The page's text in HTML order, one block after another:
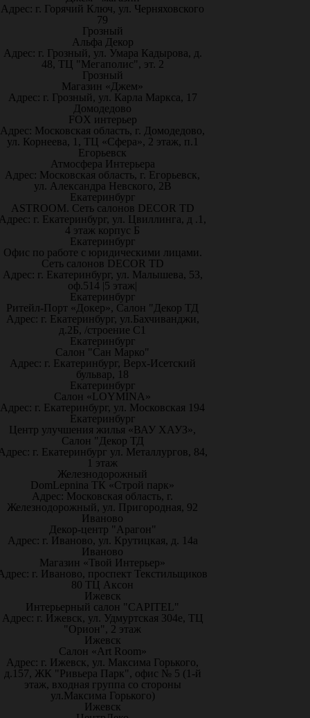
Адрес: г. Горячий Ключ, ул. Черняховского
79
Грозный
Альфа Декор
Адрес: г. Грозный, ул. Умара Кадырова, д.
48, ТЦ "Мегаполис", эт. 2
Грозный
Магазин «Джем»
Адрес: г. Грозный, ул. Карла Маркса, 17
Домодедово
FOX интерьер
Адрес: Московская область, г. Домодедово,
ул. Корнеева, 1, ТЦ «Сфера», 2 этаж, п.1
Егорьевск
Атмосфера Интерьера
Адрес: Московская область, г. Егорьевск,
ул. Александра Невского, 2В
Екатеринбург
ASTROOM. Сеть салонов DECOR TD
г. Екатеринбург, ул. Цвиллинга, д .1,
4 этаж корпус Б
Екатеринбург
Офис по работе с юридическими лицами.
Сеть салонов DECOR TD
Адрес: г. Екатеринбург, ул. Малышева, 53,
оф.514 |5 этаж|
Екатеринбург
Ритейл-Порт «Докер», Салон "Декор ТД
Адрес: г. Екатеринбург, ул.Бахчиванджи,
д.2Б, /строение С1
Екатеринбург
Салон "Сан Марко"
Адрес: г. Екатеринбург, Верх-Исетский
бульвар, 18
Екатеринбург
Салон «LOYMINA»
Адрес: г. Екатеринбург, ул. Московская 194
Екатеринбург
Центр улучшения жилья «ВАУ ХАУЗ»,
Салон "Декор ТД
г. Екатеринбург ул. Металлургов, 84,
1 этаж
Железнодорожный
DomLepnina ТК «Строй парк»
Адрес: Московская область, г.
Железнодорожный, ул. Пригородная, 92
Иваново
Декор-центр "Арагон"
Адрес: г. Иваново, ул. Крутицкая, д. 14а
Иваново
Магазин «Твой Интерьер»
г. Иваново, проспект Текстильщиков
80 ТЦ Аксон
Ижевск
Интерьерный салон "CAPITEL"
Адрес: г. Ижевск, ул. Удмуртская 304е, ТЦ
"Орион", 2 этаж
Ижевск
Салон «Art Room»
Адрес: г. Ижевск, ул. Максима Горького,
д.157, ЖК "Ривьера Парк", офис № 5 (1-й
этаж, входная группа со стороны
ул.Максима Горького)
Ижевск